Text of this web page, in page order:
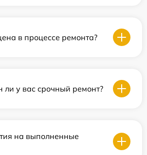
в процессе ремонта?
ли у вас срочный ремонт?
на выполненные